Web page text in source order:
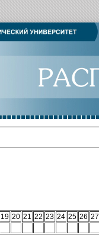
19 20 21 22 23 24 25 26 27